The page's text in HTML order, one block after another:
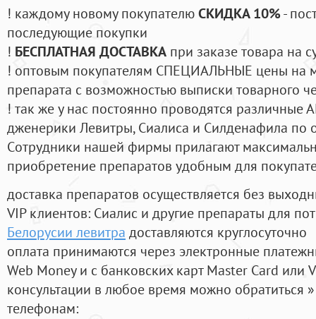
! каждому новому покупателюСКИДКА 10%-
последующие покупки
! БЕСПЛАТНАЯ ДОСТАВКА при заказе товара на
! оптовым покупателям СПЕЦИАЛЬНЫЕ цены на
препарата с возможностью выписки товарного
! так же у нас постоянно проводятся
дженерики Левитры, Сиалиса и Силденафила по
Cотрудники нашей фирмы прилагают
приобретение препаратов удобным для
доставка препаратов осуществляется без
VIP клиентов: Сиалис и другие препараты для
Белорусии левитра доставляются круглосуточно
оплата принимаются через электронные
Web Money и с банковских карт Master Card или
консультации в любое время можно обратиться
телефонам: